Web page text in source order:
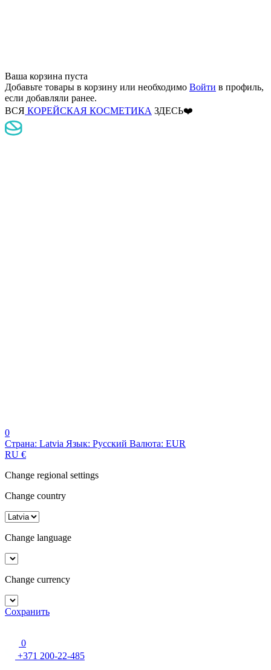
Ваша корзина пуста
Добавьте товары в корзину или необходимо Войти в профиль,
если добавляли ранее.
ВСЯ КОРЕЙСКАЯ КОСМЕТИКА ЗДЕСЬ❤️
0
Страна: Latvia Язык: Русский Валюта: EUR
RU €
Change regional settings
Change country
Change language
Change currency
Сохранить
0
+371 200-22-485